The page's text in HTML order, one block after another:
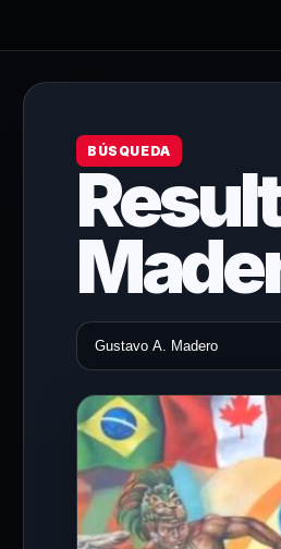
BÚSQUEDA